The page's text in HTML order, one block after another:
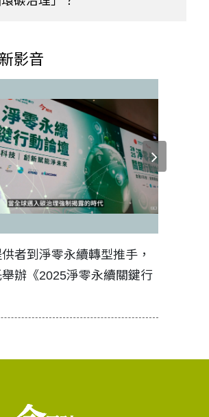
影音
者到淨零永續轉型推手，
辦《2025淨零永續關鍵行